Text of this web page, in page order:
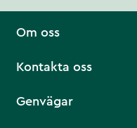
Om oss
Kontakta oss
Genvägar